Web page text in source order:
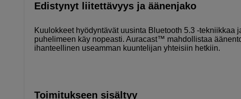
Edistynyt liitettävyys ja äänenjako
Kuulokkeet hyödyntävät uusinta Bluetooth 5.3 -
puhelimeen käy nopeasti. Auracast™ mahdollistaa
ihanteellinen useamman kuuntelijan yhteisiin hetkiin.
Toimitukseen sisältyy